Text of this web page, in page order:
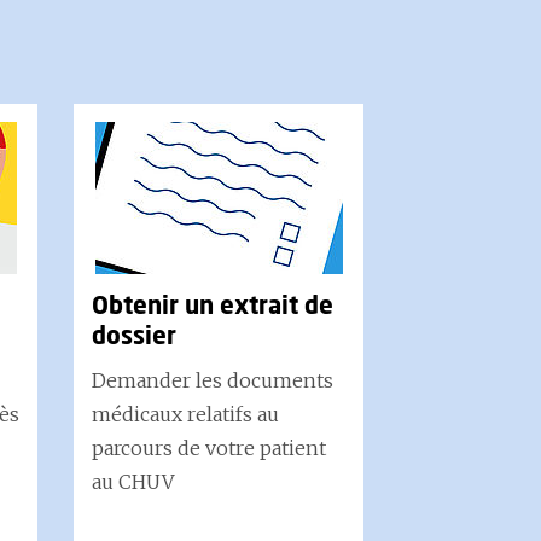
Obtenir un extrait de
dossier
Demander les documents
médicaux relatifs au
parcours de votre patient
au CHUV